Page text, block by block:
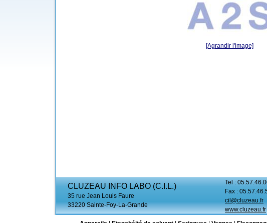
[Agrandir l'image]
CLUZEAU INFO LABO (C.I.L.)
35 rue Jean Louis Faure
33220 Sainte-Foy-La-Grande
Tel :
Fax :
cil@cluzeau.fr
www.cluzeau.fr